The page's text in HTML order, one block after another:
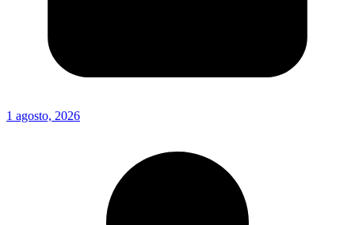
1 agosto, 2026